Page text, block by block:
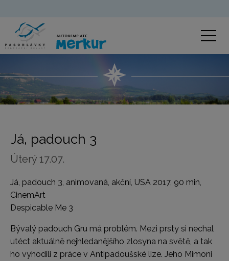
Já, padouch 3
Úterý 17.07.
Já, padouch 3, animovaná, akční, USA 2017, 90 min,
CinemArt
Despicable Me 3
Bývalý padouch Gru má problém. Mezi prsty si nechal
utéct aktuálně nejhledanějšího zlosyna na světě, a tak
ho vyhodili z práce v Antipadoušské lize. Jeho Mimoni